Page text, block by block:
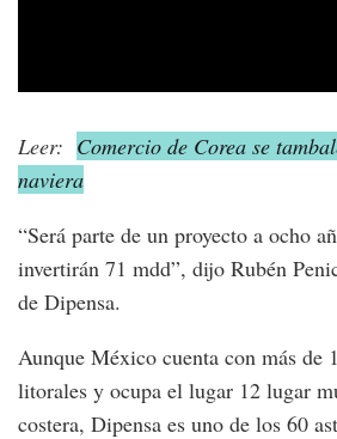
Leer: Comercio de Corea se
naviera
“Será parte de un proyecto a ocho
invertirán 71 mdd”, dijo Rubén
de Dipensa.
Aunque México cuenta con más de
litorales y ocupa el lugar 12 lugar
costera, Dipensa es uno de los 60